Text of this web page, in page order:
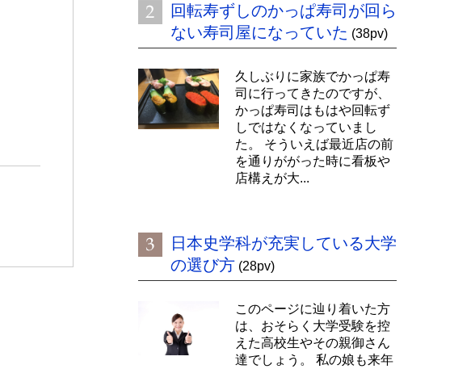
回転寿ずしのかっぱ寿司が回ら
ない寿司屋になっていた (38pv)
久しぶりに家族でかっぱ寿
司に行ってきたのですが、
かっぱ寿司はもはや回転ず
しではなくなっていまし
た。 そういえば最近店の前
を通りががった時に看板や
店構えが大...
日本史学科が充実している大学
の選び方 (28pv)
このページに辿り着いた方
は、おそらく大学受験を控
えた高校生やその親御さん
達でしょう。 私の娘も来年